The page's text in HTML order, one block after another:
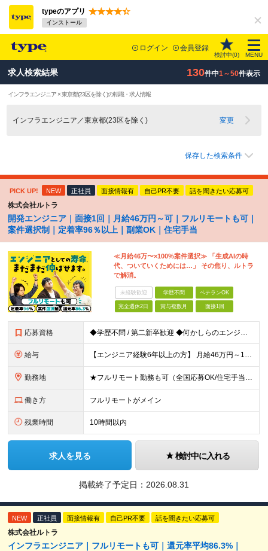
typeのアプリ
インストール
ログイン 会員登録
検討中(0) MENU
求人検索結果 130件中1～50件表示
インフラエンジニア × 東京都(23区を除く)の転職・求人情報
インフラエンジニア／東京都(23区を除く) 変更
保存した検索条件
PICK UP! NEW 正社員 面接情報有 自己PR不要 話を聞きたい応募可
株式会社ルトラ
開発エンジニア｜面接1回｜月給46万円～可｜フルリモートも可｜
案件選択制｜定着率96％以上｜副業OK｜住宅手当
≪月給46万〜×100%案件選択≫ 「生成AIの時
代、ついていくためには…」 その焦り、ルトラ
で解消。
未経験歓迎 学歴不問 ベテランOK
完全週休2日 賞与複数月 面接1回
応募資格 ◆学歴不問 / 第二新卒歓迎 ◆何かしらのエンジニア経験をお持ちの方 （言語・期間・フェーズ不問） 経験浅めの方も遠慮なくご応募ください！ ■入社前Q＆A ────── ◎実力に見合った報酬が手に
給与 【エンジニア経験6年以上の方】 月給46万円～100万円（固定残業代含む） ※上記月給には月30時間分の固定残業代（月8万7,400円～月19万円）を含む。超過分は全額支給。 【エンジニア経験4年以
勤務地 ★フルリモート勤務も可（全国応募OK/住宅手当を支給します） ※案件によって常駐が必要になる場合があります。 ※希望がない限り、転勤はありません ※U・Iターン歓迎 ★ルトラの社員は全国各地で活躍中
働き方 フルリモートがメイン
残業時間 10時間以内
求人を見る 検討中に入れる
掲載終了予定日： 2026.08.31
NEW 正社員 面接情報有 自己PR不要 話を聞きたい応募可
株式会社ルトラ
インフラエンジニア｜フルリモートも可｜還元率平均86.3%｜